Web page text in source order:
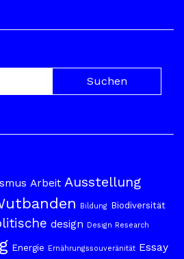
Arbeit Ausstellung
Bildung Biodiversität
design Design Research
Energie Ernährungssouveränität Essay